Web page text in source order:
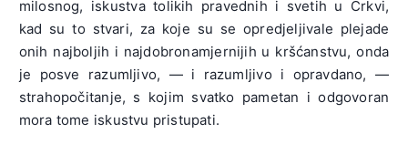
milosnog, iskustva tolikih pravednih i svetih u Crkvi,
kad su to stvari, za koje su se opredjeljivale plejade
onih najboljih i najdobronamjernijih u kršćanstvu, onda
je posve razumljivo, — i razumljivo i opravdano, —
strahopočitanje, s kojim svatko pametan i odgovoran
mora tome iskustvu pristupati.